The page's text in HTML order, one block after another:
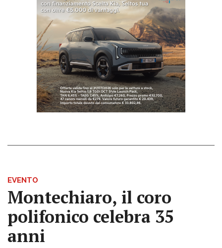
EVENTO
Montechiaro, il coro
polifonico celebra 35
anni